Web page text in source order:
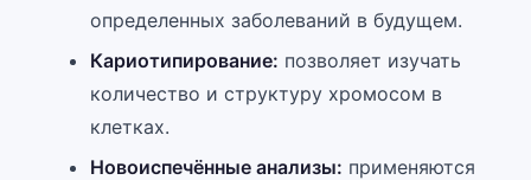
определенных заболеваний в будущем.
Кариотипирование: позволяет изучать
количество и структуру хромосом в
клетках.
Новоиспечённые анализы: применяются